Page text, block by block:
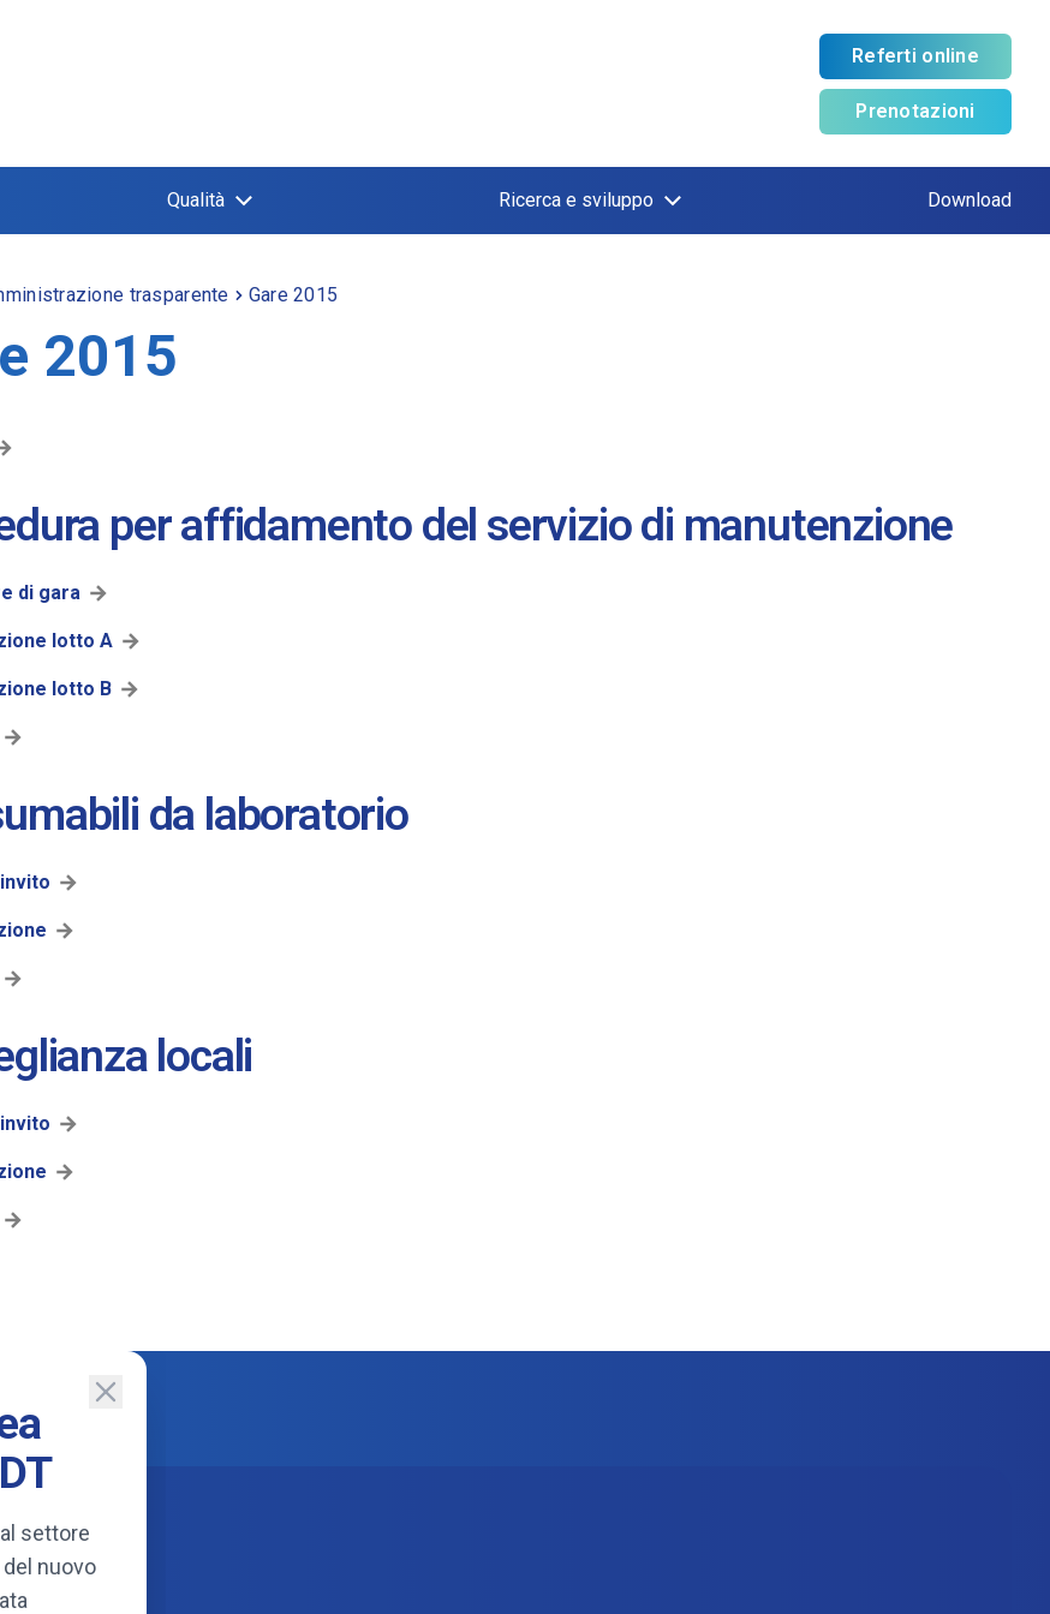
Referti online
Prenotazioni
Qualità Ricerca e sviluppo Download
trasparente Gare 2015
2015
per affidamento del servizio di manutenzione
di gara
lotto A
lotto B
da laboratorio
locali
settore
nuovo